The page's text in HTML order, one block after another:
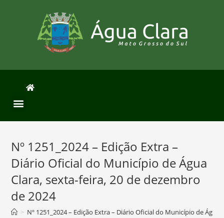
Nº 1251_2024 – Edição Extra –
Diário Oficial do Município de Água
Clara, sexta-feira, 20 de dezembro
de 2024
> Nº 1251_2024 – Edição Extra – Diário Oficial do Município de